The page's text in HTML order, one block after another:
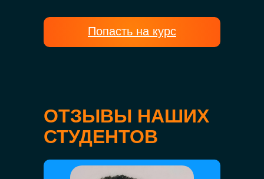
Попасть на курс
ОТЗЫВЫ НАШИХ
СТУДЕНТОВ